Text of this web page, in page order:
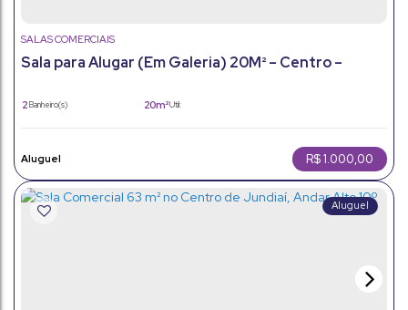
Sala para Alugar (Em Galeria) 20M² – Centro –
SALAS COMERCIAIS
R$1.000,00
2Banheiro(s) Útil:
20m²